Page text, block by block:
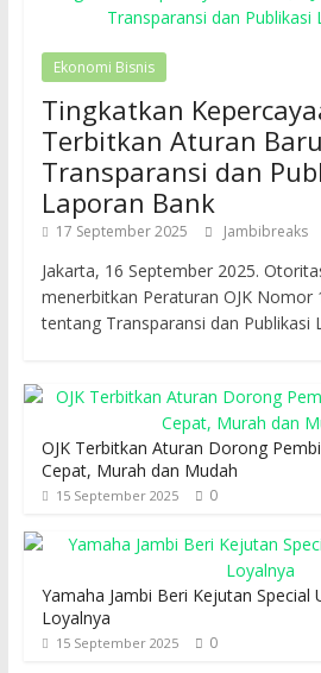
Ekonomi Bisnis
Tingkatkan
Terbitkan Aturan Baru
Transparansi dan
Laporan Bank
17 September 2025 Jambibreaks
Jakarta, 16 September 2025.
menerbitkan Peraturan OJK Nomor
tentang Transparansi dan Publikasi
OJK Terbitkan Aturan Dorong
Cepat, Murah dan Mudah
15 September 2025 0
Yamaha Jambi Beri Kejutan Special
Loyalnya
15 September 2025 0